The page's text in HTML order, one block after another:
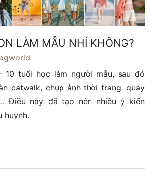
LÀM MẪU NHÍ KHÔNG?
10 tuổi học làm người mẫu, sau đó
catwalk, chụp ảnh thời trang, quay
Điều này đã tạo nên nhiều ý kiến
huynh.